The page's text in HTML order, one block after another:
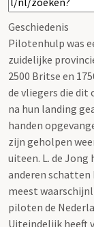
Geschiedenis
Pilotenhulp was
zuidelijke
2500 Britse en
de vliegers die dit
na hun landing
handen
zijn geholpen
uiteen. L. de Jong
anderen schatten
meest
piloten de
Uiteindelijk heeft